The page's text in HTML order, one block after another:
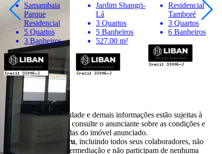
Samambaia
Parque
Residencial
5 Quartos
3 Banheiros
Jardim Shangri-
Lá
3 Quartos
5 Banheiros
527.00 m²
Residencial
Tamboré
3 Quartos
6 Banheiros
Importante
* Valores, disponibilidade e demais informações estão sujeitas à
alterações. SEMPRE consulte o anunciante sobre as condições e
informações atualizadas do imóvel anunciado.
Portal Casa Bauru, incluindo todos seus colaboradores, não
realizam qualquer intermediação e não participam de nenhuma